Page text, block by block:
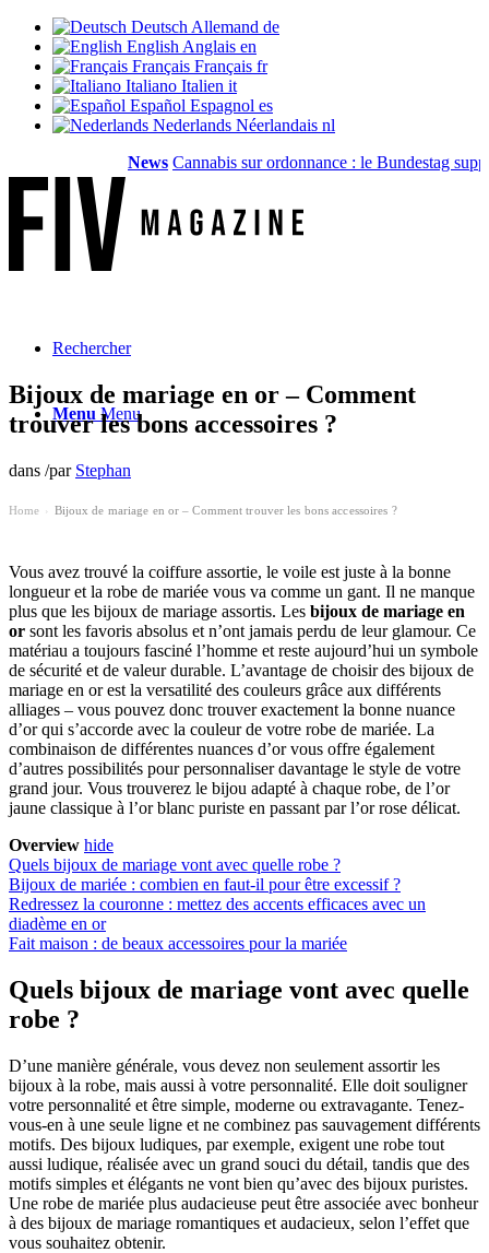
Deutsch Allemand de
English Anglais en
Français Français fr
Italiano Italien it
Español Espagnol es
Nederlands Néerlandais nl
News Cannabis sur ordonnance : le Bundestag
Rechercher
Menu Menu
Bijoux de mariage en or – Comment
trouver les bons accessoires ?
dans /par Stephan
Home Bijoux de mariage en or – Comment trouver les bons accessoires ?
Vous avez trouvé la coiffure assortie, le voile est juste à la bonne
longueur et la robe de mariée vous va comme un gant. Il ne manque
plus que les bijoux de mariage assortis. Les bijoux de mariage en
or sont les favoris absolus et n’ont jamais perdu de leur glamour. Ce
matériau a toujours fasciné l’homme et reste aujourd’hui un symbole
de sécurité et de valeur durable. L’avantage de choisir des bijoux de
mariage en orest la versatilité des couleurs grâce aux différents
alliages – vous pouvez donc trouver exactement la bonne nuance
d’or qui s’accorde avec la couleur de votre robe de mariée. La
combinaison de différentes nuances d’or vous offre également
d’autres possibilités pour personnaliser davantage le style de votre
grand jour. Vous trouverez le bijou adapté à chaque robe, de l’or
jaune classique à l’or blanc puriste en passant par l’or rose délicat.
Overview hide
Quels bijoux de mariage vont avec quelle robe ?
Bijoux de mariée : combien en faut-il pour être excessif ?
Redressez la couronne : mettez des accents efficaces avec un
diadème en or
Fait maison : de beaux accessoires pour la mariée
Quels bijoux de mariage vont avec quelle
robe ?
D’une manière générale, vous devez non seulement assortir les
bijoux à la robe, mais aussi à votre personnalité. Elle doit souligner
votre personnalité et être simple, moderne ou extravagante. Tenez-
vous-en à une seule ligne et ne combinez pas sauvagement différents
motifs. Des bijoux ludiques, par exemple, exigent une robe tout
aussi ludique, réalisée avec un grand souci du détail, tandis que des
motifs simples et élégants ne vont bien qu’avec des bijoux puristes.
Une robe de mariée plus audacieuse peut être associée avec bonheur
à des bijoux de mariage romantiques et audacieux, selon l’effet que
vous souhaitez obtenir.